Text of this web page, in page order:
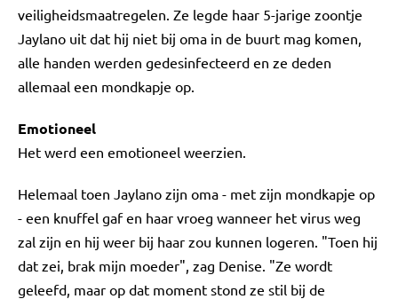
veiligheidsmaatregelen. Ze legde haar 5-jarige zoontje
Jaylano uit dat hij niet bij oma in de buurt mag komen,
alle handen werden gedesinfecteerd en ze deden
allemaal een mondkapje op.
Emotioneel
Het werd een emotioneel weerzien.
Helemaal toen Jaylano zijn oma - met zijn mondkapje op
- een knuffel gaf en haar vroeg wanneer het virus weg
zal zijn en hij weer bij haar zou kunnen logeren. "Toen hij
dat zei, brak mijn moeder", zag Denise. "Ze wordt
geleefd, maar op dat moment stond ze stil bij de